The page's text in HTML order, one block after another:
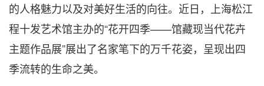
的人格魅力以及对美好生活的向往。近日，上海松江
程十发艺术馆主办的“花开四季——馆藏现当代花卉
主题作品展”展出了名家笔下的万千花姿，呈现出四
季流转的生命之美。